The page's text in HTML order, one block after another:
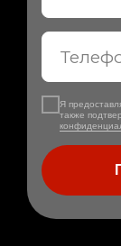
Я
также